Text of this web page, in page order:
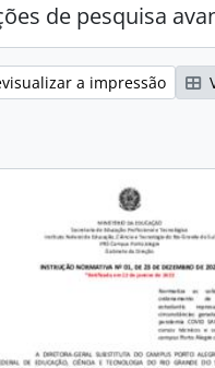
de pesquisa
a impressão